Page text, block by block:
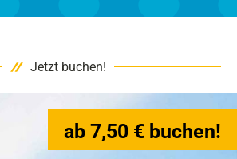
Jetzt buchen!
ab 7,50 € buchen!